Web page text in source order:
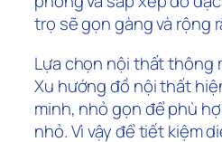
trọ sẽ gọn gàng và rộng
Lựa chọn nội thất thông
Xu hướng đồ nội thất
minh, nhỏ gọn để phù
nhỏ. Vì vậy để tiết kiệm